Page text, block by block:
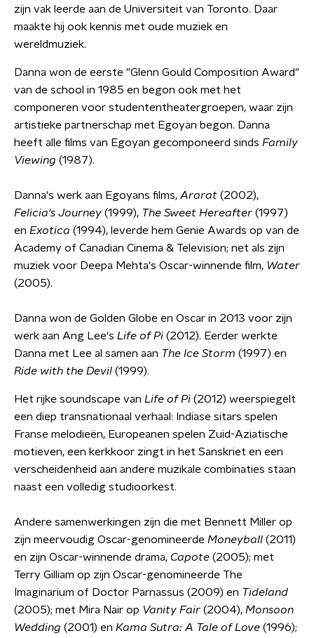
zijn vak leerde aan de Universiteit van Toronto. Daar
maakte hij ook kennis met oude muziek en
wereldmuziek.
Danna won de eerste "Glenn Gould Composition Award"
van de school in 1985 en begon ook met het
componeren voor studententheatergroepen, waar zijn
artistieke partnerschap met Egoyan begon. Danna
heeft alle films van Egoyan gecomponeerd sinds Family
Viewing (1987).
Danna's werk aan Egoyans films, Ararat (2002),
Felicia's Journey (1999), The Sweet Hereafter (1997)
en Exotica (1994), leverde hem Genie Awards op van de
Academy of Canadian Cinema & Television; net als zijn
muziek voor Deepa Mehta's Oscar-winnende film, Water
(2005).
Danna won de Golden Globe en Oscar in 2013 voor zijn
werk aan Ang Lee's Life of Pi (2012). Eerder werkte
Danna met Lee al samen aan The Ice Storm (1997) en
Ride with the Devil (1999).
Het rijke soundscape van Life of Pi (2012) weerspiegelt
een diep transnationaal verhaal: Indiase sitars spelen
Franse melodieën, Europeanen spelen Zuid-Aziatische
motieven, een kerkkoor zingt in het Sanskriet en een
verscheidenheid aan andere muzikale combinaties staan
naast een volledig studioorkest.
Andere samenwerkingen zijn die met Bennett Miller op
zijn meervoudig Oscar-genomineerde Moneyball (2011)
en zijn Oscar-winnende drama, Capote (2005); met
Terry Gilliam op zijn Oscar-genomineerde The
Imaginarium of Doctor Parnassus (2009) en Tideland
(2005); met Mira Nair op Vanity Fair (2004), Monsoon
Wedding (2001) en Kama Sutra: A Tale of Love (1996);